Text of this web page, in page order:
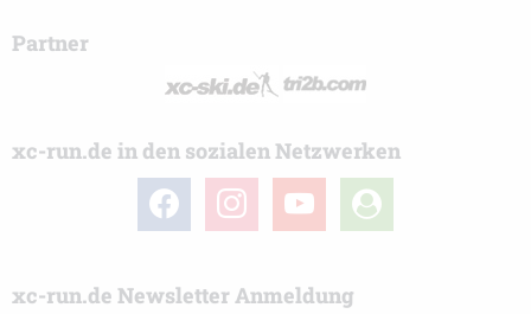
Partner
xc-run.de in den sozialen Netzwerken
facebook instagramyoutube
user-
circle
xc-run.de Newsletter Anmeldung